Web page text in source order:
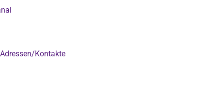
Adressen/Kontakte